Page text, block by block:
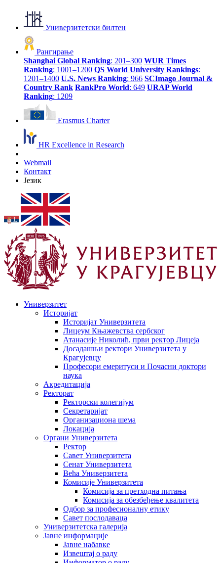
Универзитетски билтен
Рангирање
Shanghai Global Ranking: 201–300 WUR Times
Ranking: 1001–1200 QS World University Rankings:
1201–1400 U.S. News Ranking: 966 SCImago Journal &
Country Rank RankPro World: 649 URAP World
Ranking: 1209
Erasmus Charter
HR Excellence in Research
Webmail
Контакт
Језик
Универзитет
Историјат
Историјат Универзитета
Лицеум Књажевства сербског
Атанасије Николић, први ректор Лицеја
Досадашњи ректори Универзитета у
Крагујевцу
Професори емеритуси и Почасни доктори
наука
Акредитација
Ректорат
Ректорски колегијум
Секретаријат
Организациона шема
Локација
Органи Универзитета
Ректор
Савет Универзитета
Сенат Универзитета
Већа Универзитета
Комисије Универзитета
Комисија за претходна питања
Комисија за обезбеђење квалитета
Одбор за професионалну етику
Савет послодаваца
Универзитетска галерија
Јавне информације
Јавне набавке
Извештај о раду